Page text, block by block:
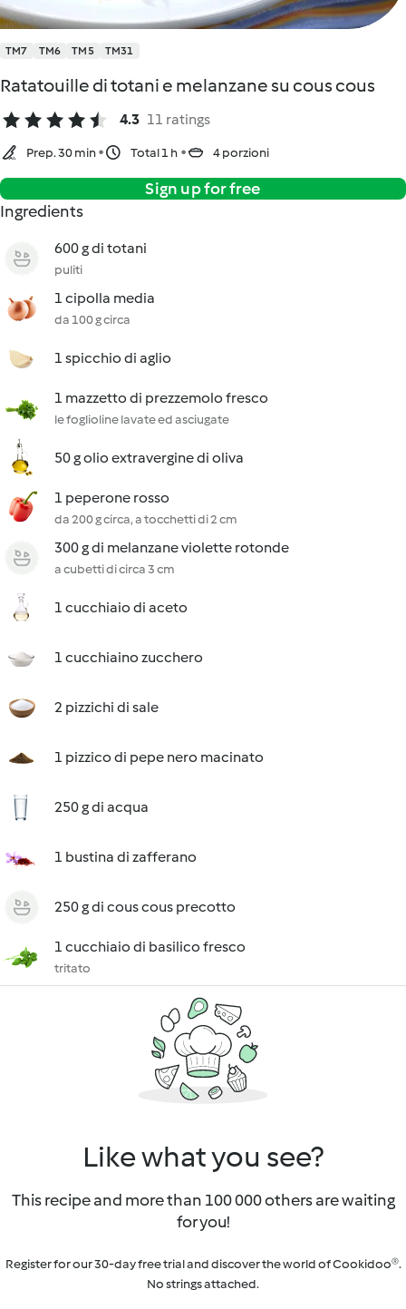
TM7 TM6 TM5 TM31
Ratatouille di totani e melanzane su cous cous
4.3 11 ratings
Prep. 30 min Total 1 h 4 porzioni
Sign up for free
Ingredients
600 g di totani
puliti
1 cipolla media
da 100 g circa
1 spicchio di aglio
1 mazzetto di prezzemolo fresco
le foglioline lavate ed asciugate
50 g olio extravergine di oliva
1 peperone rosso
da 200 g circa, a tocchetti di 2 cm
300 g di melanzane violette rotonde
a cubetti di circa 3 cm
1 cucchiaio di aceto
1 cucchiaino zucchero
2 pizzichi di sale
1 pizzico di pepe nero macinato
250 g di acqua
1 bustina di zafferano
250 g di cous cous precotto
1 cucchiaio di basilico fresco
tritato
Like what you see?
This recipe and more than 100 000 others are waiting
for you!
Register for our 30-day free trial and discover the world of Cookidoo®.
No strings attached.